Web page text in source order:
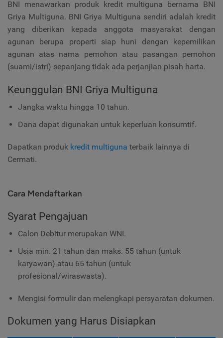
BNI menawarkan produk kredit multiguna bernama BNI
Griya Multiguna. BNI Griya Multiguna sendiri adalah kredit
yang diberikan kepada anggota masyarakat dengan
agunan berupa properti siap huni dengan kepemilikan
agunan atas nama pemohon atau pasangan pemohon
(suami/istri) sepanjang tidak ada perjanjian pisah harta.
Keunggulan BNI Griya Multiguna
Jangka waktu hingga 10 tahun.
Dana dapat digunakan untuk keperluan konsumtif.
Dapatkan produk kredit multiguna terbaik lainnya di
Cermati.
Cara Mendaftarkan
Syarat Pengajuan
Calon Debitur merupakan WNI.
Usia min. 21 tahun dan maks. 55 tahun (untuk
karyawan) atau 65 tahun (untuk
profesional/wiraswasta).
Mengisi formulir dan melengkapi persyaratan dokumen.
Dokumen yang Harus Disiapkan